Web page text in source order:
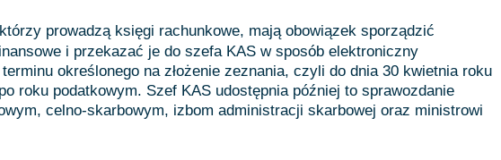
prowadzą księgi rachunkowe, mają obowiązek sporządzić
i przekazać je do szefa KAS w sposób elektroniczny
terminu określonego na złożenie zeznania, czyli do dnia 30 kwietnia roku
roku podatkowym. Szef KAS udostępnia później to sprawozdanie
celno-skarbowym, izbom administracji skarbowej oraz ministrowi